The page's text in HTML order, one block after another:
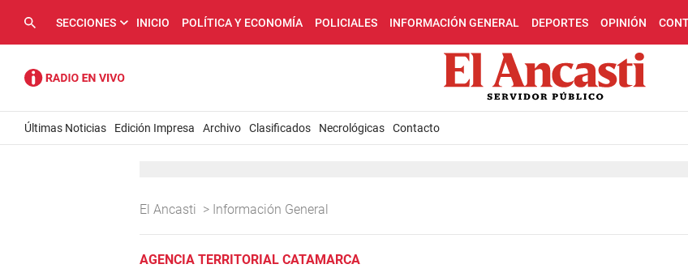
SECCIONES INICIO POLÍTICA Y ECONOMÍA POLICIALES INFORMACIÓN GENERAL DEPORTES OPINIÓN
Últimas Noticias Edición Impresa Archivo Clasificados Necrológicas Contacto
El Ancasti > Información General
AGENCIA TERRITORIAL CATAMARCA